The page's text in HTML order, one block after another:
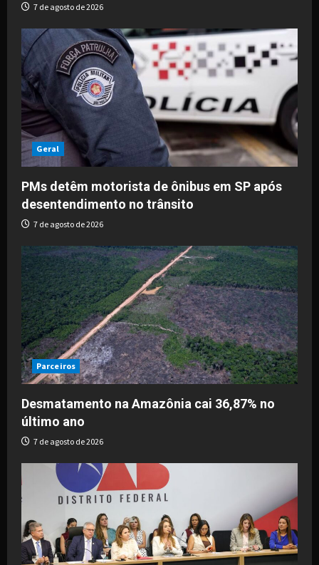
7 de agosto de 2026
Geral
PMs detêm motorista de ônibus em SP após
desentendimento no trânsito
7 de agosto de 2026
Parceiros
Desmatamento na Amazônia cai 36,87% no
último ano
7 de agosto de 2026